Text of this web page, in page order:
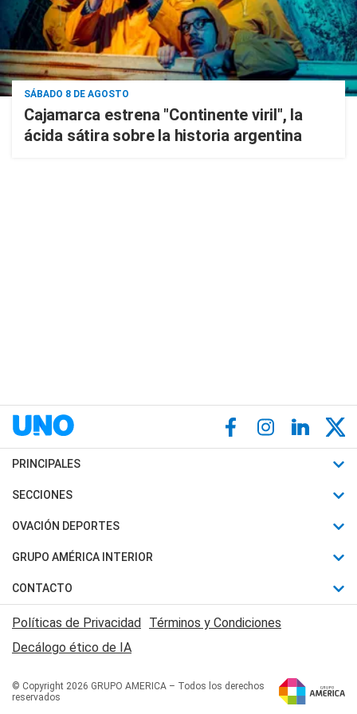
SÁBADO 8 DE AGOSTO
Cajamarca estrena "Continente viril", la
ácida sátira sobre la historia argentina
PRINCIPALES
Últimas Noticias
Política
Judiciales
Economia
SECCIONES
Horóscopo
Motores
Trucos caseros
Series y Películas
Edictos y Solicitadas
OVACIÓN DEPORTES
Fútbol
Mundial
Automovilismo
Rugby
Básquet
GRUPO AMÉRICA INTERIOR
Canal 7 en Vivo
San Juan 8
CONTACTO
Acerca de Nosotros
Contactanos
Políticas de Privacidad Términos y Condiciones
Decálogo ético de IA
© Copyright 2026 GRUPO AMERICA – Todos los derechos
reservados